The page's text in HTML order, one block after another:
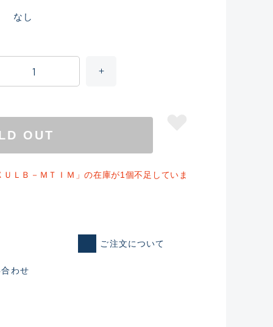
れた未使用
ものも含む
なし
OUT
ＵＬＢ－ＭＴＩＭ」の在庫が1個不足していま
ご注文について
わせ